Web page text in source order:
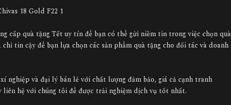
cấp quà tặng Tết uy tín để bạn có thể gửi niềm tin trong việc chọn quà
tin cậy để bạn lựa chọn các sản phẩm quà tặng cho đối tác và doanh
nghiệp và đại lý bán lẻ với chất lượng đảm bảo, giá cả cạnh tranh
liên hệ với chúng tôi để được trải nghiệm dịch vụ tốt nhất.